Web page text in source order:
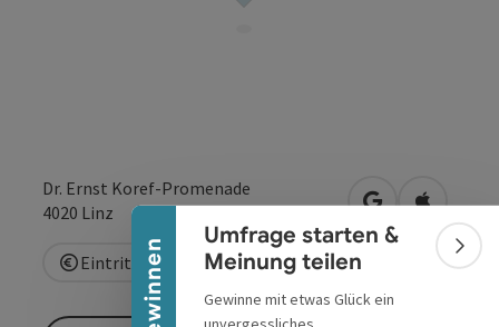
Banner einklappen
Umfrage starten &
Meinung teilen
Gewinne mit etwas Glück ein
Dr. Ernst Koref-Promenade
4020 Linz in Googlein Apple
Eintritt frei